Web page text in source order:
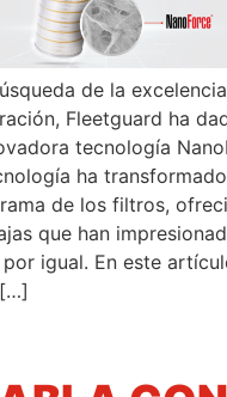
de la
Fleetguard ha
tecnología
ha
de los filtros,
que han
igual. En este